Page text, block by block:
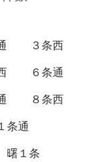
３条西
６条通
８条西
条通
曙１条